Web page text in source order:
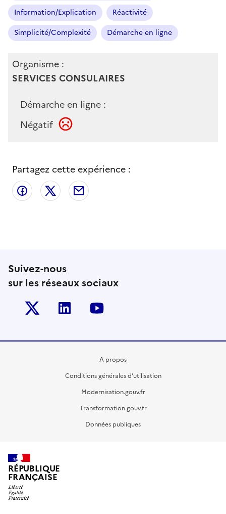
Information/Explication
Réactivité
Simplicité/Complexité
Démarche en ligne
Organisme :
SERVICES CONSULAIRES
Démarche en ligne :
Négatif
Partagez cette expérience :
Partager sur Facebook
Partager sur X
Suivez-nous
sur les réseaux sociaux
Twitter-x Linkedin
A propos
Conditions générales d’utilisation
Modernisation.gouv.fr
Transformation.gouv.fr
Données publiques
RÉPUBLIQUE
FRANÇAISE